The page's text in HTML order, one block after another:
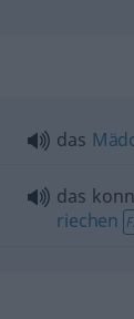
das
das
riechen